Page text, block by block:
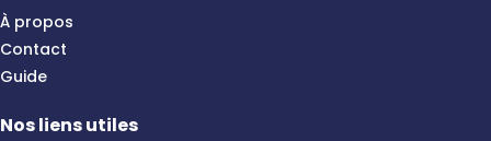
À propos
Contact
Guide
Nos liens utiles